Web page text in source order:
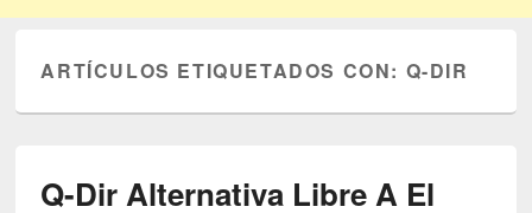
ARTÍCULOS ETIQUETADOS CON: Q-DIR
Q-Dir Alternativa Libre A El